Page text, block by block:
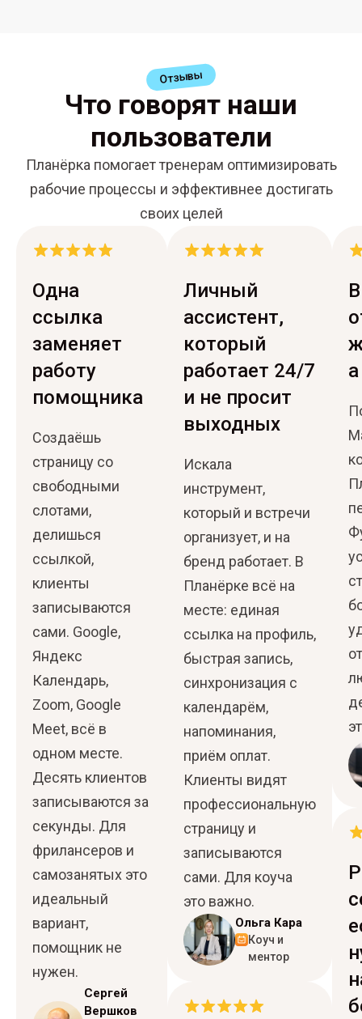
Отзывы
Что говорят наши
пользователи
Планёрка помогает тренерам оптимизировать
рабочие процессы и эффективнее достигать
своих целей
Одна
ссылка
заменяет
работу
помощника
Создаёшь
страницу со
свободными
слотами,
делишься
ссылкой,
клиенты
записываются
сами. Google,
Яндекс
Календарь,
Zoom, Google
Meet, всё в
одном месте.
Десять клиентов
записываются за
секунды. Для
фрилансеров и
самозанятых это
идеальный
вариант,
помощник не
нужен.
Сергей
Вершков
Личный
ассистент,
который
работает 24/7
и не просит
выходных
Искала
инструмент,
который и встречи
организует, и на
бренд работает. В
Планёрке всё на
месте: единая
ссылка на профиль,
быстрая запись,
синхронизация с
календарём,
напоминания,
приём оплат.
Клиенты видят
профессиональную
страницу и
записываются
сами. Для коуча
это важно.
Ольга Кара
Коуч и
ментор